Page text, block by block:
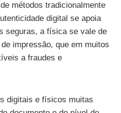
métodos tradicionalmente
digital se apoia
seguras, a física se vale de
impressão, que em muitos
a fraudes e
digitais e físicos muitas